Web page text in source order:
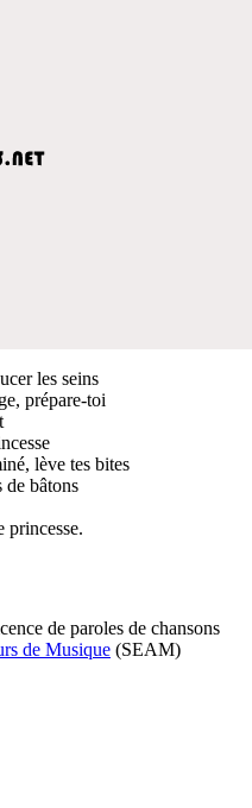
les seins
prépare-toi
lève tes bites
de bâtons
princesse.
de paroles de chansons
de Musique (SEAM)